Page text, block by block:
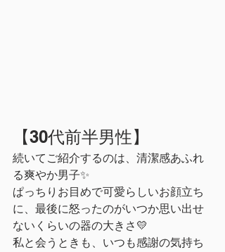
【30代前半男性】
続いてご紹介するのは、清潔感あふれ
る爽やか男子✨
ぱっちりお目めで可愛らしいお顔立ち
に、最後に怒ったのがいつか思い出せ
ないくらいの器の大きさ💛
私と会うときも、いつも感謝の気持ち